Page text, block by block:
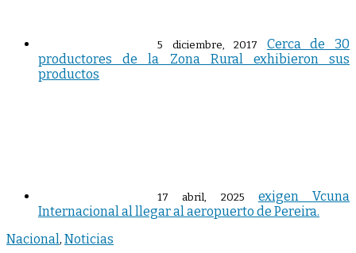
5 diciembre, 2017
Cerca de 30
productores de la Zona Rural exhibieron sus
productos
17 abril, 2025
exigen Vcuna
Internacional al llegar al aeropuerto de Pereira.
Nacional, Noticias